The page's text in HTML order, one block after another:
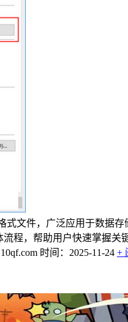
式文件，广泛应用于数据
程，帮助用户快速掌握关
时间：2025-11-24 +